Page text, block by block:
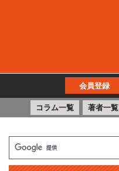
会員登録
コラム一覧 著者一覧